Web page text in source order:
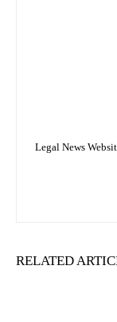
Legal News
RELATED